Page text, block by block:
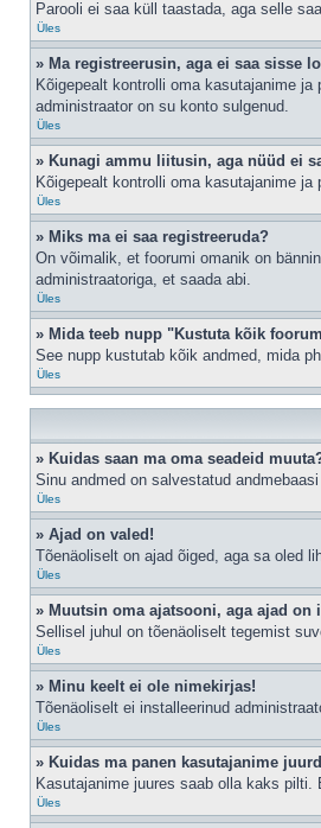
Parooli ei saa küll taastada, aga selle
Üles
» Ma registreerusin, aga ei saa sisse
Kõigepealt kontrolli oma kasutajanime
administraator on su konto sulgenud.
Üles
» Kunagi ammu liitusin, aga nüüd ei
Kõigepealt kontrolli oma kasutajanime
Üles
» Miks ma ei saa registreeruda?
On võimalik, et foorumi omanik on
administraatoriga, et saada abi.
Üles
» Mida teeb nupp "Kustuta kõik
See nupp kustutab kõik andmed, mida
Üles
» Kuidas saan ma oma seadeid
Sinu andmed on salvestatud
Üles
» Ajad on valed!
Tõenäoliselt on ajad õiged, aga sa oled
Üles
» Muutsin oma ajatsooni, aga ajad on
Sellisel juhul on tõenäoliselt tegemist
Üles
» Minu keelt ei ole nimekirjas!
Tõenäoliselt ei installeerinud
Üles
» Kuidas ma panen kasutajanime
Kasutajanime juures saab olla kaks
Üles